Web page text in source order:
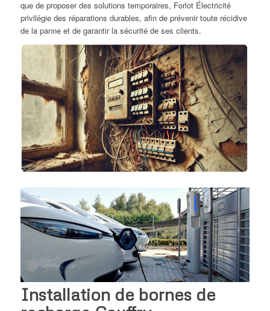
que de proposer des solutions temporaires, Forlot Électricité
privilégie des réparations durables, afin de prévenir toute récidive
de la panne et de garantir la sécurité de ses clients.
Installation de bornes de